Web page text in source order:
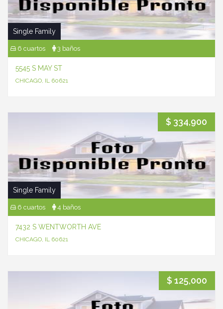
Single Family
6 cuartos 3 baños
5545 S MAY ST
CHICAGO, IL 60621
$ 334,900
Single Family
6 cuartos 4 baños
7432 S WENTWORTH AVE
CHICAGO, IL 60621
$ 125,000